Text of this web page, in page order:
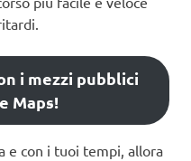
i mezzi pubblici
Maps!
e con i tuoi tempi, allora